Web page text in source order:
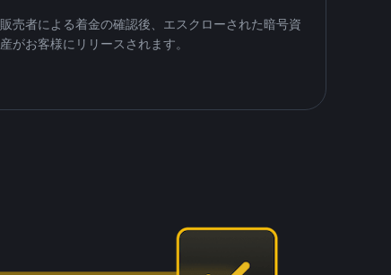
販売者による着金の確認後、エスクローされた暗号資
産がお客様にリリースされます。